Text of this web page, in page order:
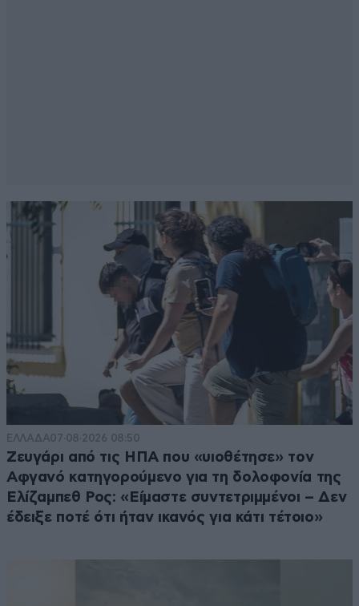
ΕΛΛΑΔΑ07·08·2026 08:50
Ζευγάρι από τις ΗΠΑ που «υιοθέτησε» τον
Αφγανό κατηγορούμενο για τη δολοφονία της
Ελίζαμπεθ Ρος: «Είμαστε συντετριμμένοι – Δεν
έδειξε ποτέ ότι ήταν ικανός για κάτι τέτοιο»